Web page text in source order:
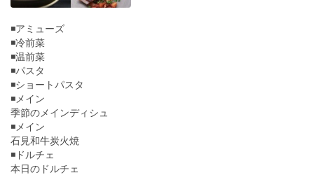
◾️アミューズ
◾️冷前菜
◾️温前菜
◾️パスタ
◾️ショートパスタ
◾️メイン
季節のメインディシュ
◾️メイン
石見和牛炭火焼
◾️ドルチェ
本日のドルチェ